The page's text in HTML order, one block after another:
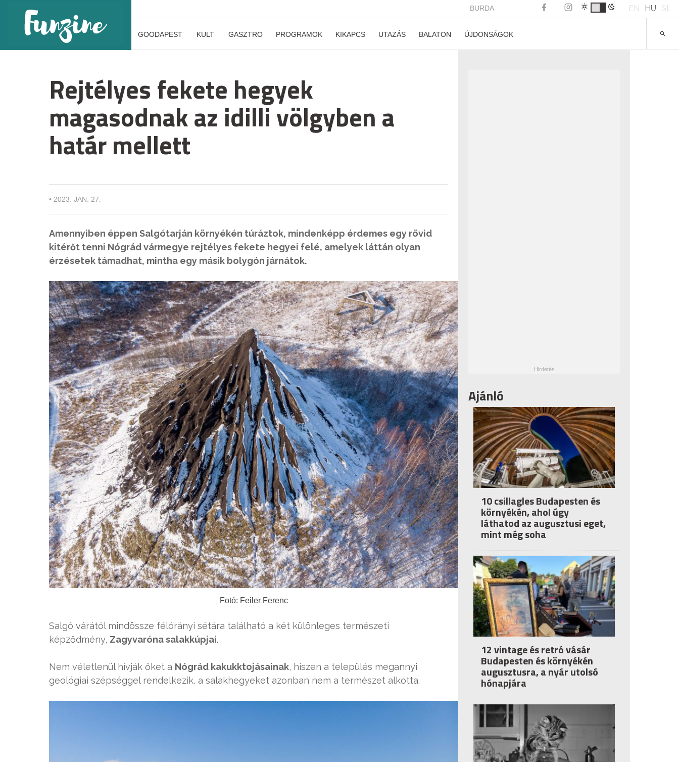
BURDA EN HU SL
GOODAPEST KULT GASZTRO PROGRAMOK KIKAPCS UTAZÁS BALATON ÚJDONSÁGOK
Rejtélyes fekete hegyek
magasodnak az idilli völgyben a
határ mellett
• 2023. JAN. 27.
Amennyiben éppen Salgótarján környékén túráztok, mindenképp érdemes egy rövid
kitérőt tenni Nógrád vármegye rejtélyes fekete hegyei felé, amelyek láttán olyan
érzésetek támadhat, mintha egy másik bolygón járnátok.
Fotó: Feiler Ferenc
Salgó várától mindössze félórányi sétára található a két különleges természeti
képződmény, Zagyvaróna salakkúpjai.
Nem véletlenül hívják őket a Nógrád kakukktojásainak, hiszen a település megannyi
geológiai szépséggel rendelkezik, a salakhegyeket azonban nem a természet alkotta.
Ajánló
10 csillagles Budapesten és
környékén, ahol úgy
láthatod az augusztusi eget,
mint még soha
12 vintage és retró vásár
Budapesten és környékén
augusztusra, a nyár utolsó
hónapjára